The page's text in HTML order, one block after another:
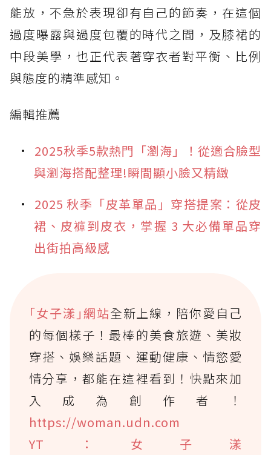
能放，不急於表現卻有自己的節奏，在這個
過度曝露與過度包覆的時代之間，及膝裙的
中段美學，也正代表著穿衣者對平衡、比例
與態度的精準感知。
編輯推薦
2025秋季5款熱門「瀏海」！從適合臉型
與瀏海搭配整理!瞬間顯小臉又精緻
2025 秋季「皮革單品」穿搭提案：從皮
裙、皮褲到皮衣，掌握 3 大必備單品穿
出街拍高級感
｢女子漾｣網站全新上線，陪你愛自己
的每個樣子！最棒的美食旅遊、美妝
穿搭、娛樂話題、運動健康、情慾愛
情分享，都能在這裡看到！快點來加
入成為創作者！
https://woman.udn.com
YT：女子漾